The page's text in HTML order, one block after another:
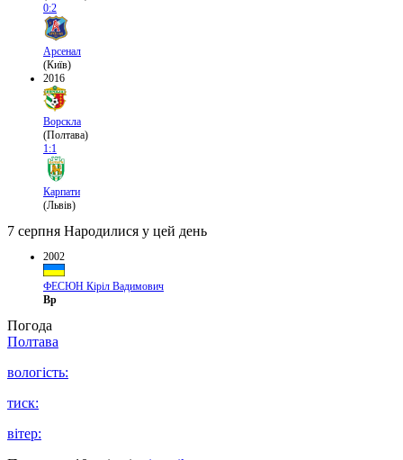
0:2
Арсенал
(Київ)
2016
Ворскла
(Полтава)
1:1
Карпати
(Львів)
7 серпня Народилися у цей день
2002
ФЕСЮН Кіріл Вадимович
Вр
Погода
Полтава
вологість:
тиск:
вітер: